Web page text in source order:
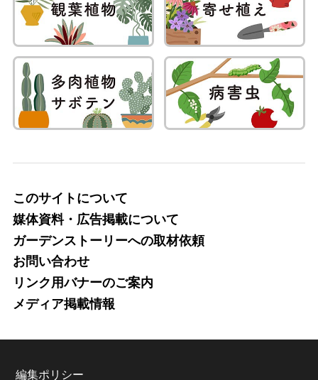
このサイトについて
媒体資料・広告掲載について
ガーデンストーリーへの取材依頼
お問い合わせ
リンク用バナーのご案内
メディア掲載情報
編集ポリシー